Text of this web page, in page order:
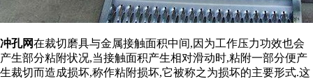
冲孔网在裁切磨具与金属接触面积中间,因为工作压力功效也会
产生部分粘附状况,当接触面积产生相对滑动时,粘附一部分便产
生裁切而造成损坏,称作粘附损坏,它被称之为损坏的主要形式.这